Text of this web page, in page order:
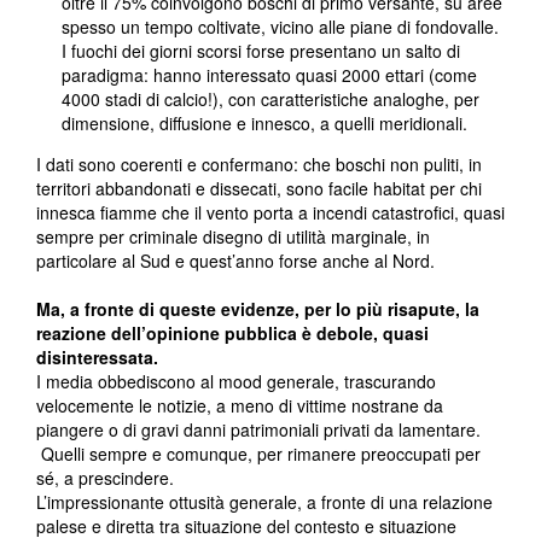
spesso un tempo coltivate, vicino alle piane di fondovalle.
I fuochi dei giorni scorsi forse presentano un salto di
paradigma: hanno interessato quasi 2000 ettari (come
4000 stadi di calcio!), con caratteristiche analoghe, per
dimensione, diffusione e innesco, a quelli meridionali.
I dati sono coerenti e confermano: che boschi non puliti, in
territori abbandonati e dissecati, sono facile habitat per chi
innesca fiamme che il vento porta a incendi catastrofici, quasi
sempre per criminale disegno di utilità marginale, in
particolare al Sud e quest’anno forse anche al Nord.
Ma, a fronte di queste evidenze, per lo più risapute, la
reazione dell’opinione pubblica è debole, quasi
disinteressata.
I media obbediscono al mood generale, trascurando
velocemente le notizie, a meno di vittime nostrane da
piangere o di gravi danni patrimoniali privati da lamentare.
Quelli sempre e comunque, per rimanere preoccupati per
sé, a prescindere.
L’impressionante ottusità generale, a fronte di una relazione
palese e diretta tra situazione del contesto e situazione